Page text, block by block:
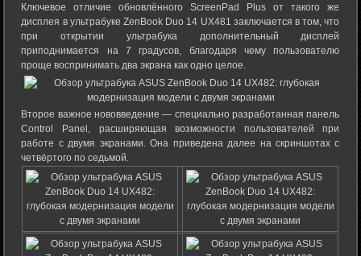
Ключевое отличие обновлённого ScreenPad Plus от такого же
дисплея в ультрабуке ZenBook Duo 14 UX481 заключается в том, что
при открытии ультрабука дополнительный дисплей
приподнимается на 7 градусов, благодаря чему пользователю
проще воспринимать два экрана как одно целое.
Второе важное нововведение — специально разработанная панель
Control Panel, расширяющая возможности пользователей при
работе с двумя экранами. Она приведена далее на скриншотах с
четвёртого по седьмой.